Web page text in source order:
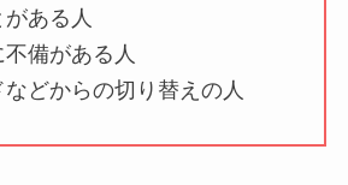
ある人
備がある人
どからの切り替えの人